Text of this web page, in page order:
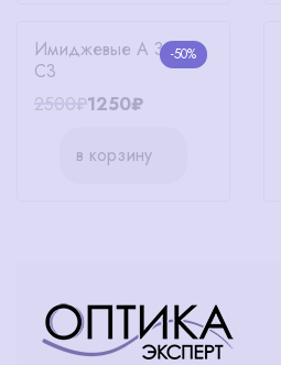
-50%
Имиджевые A 3330
C3
2500₽1250₽
в корзину